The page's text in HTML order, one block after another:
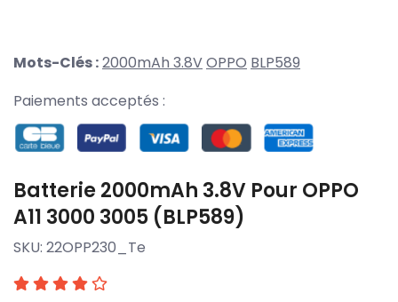
Mots-Clés :2000mAh 3.8VOPPO BLP589
Paiements acceptés :
Batterie 2000mAh 3.8V Pour OPPO
A11 3000 3005 (BLP589)
SKU: 22OPP230_Te